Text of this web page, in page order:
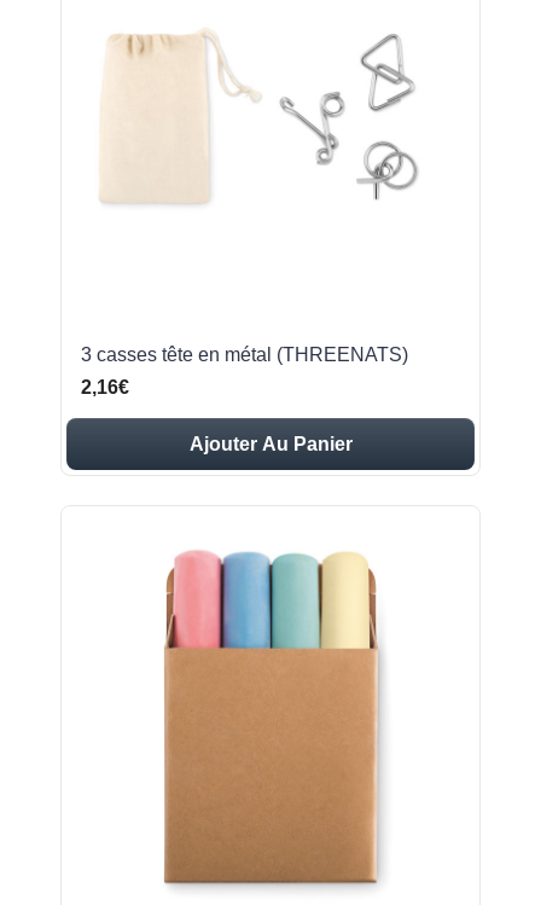
3 casses tête en métal (THREENATS)
2,16€
Ajouter Au Panier